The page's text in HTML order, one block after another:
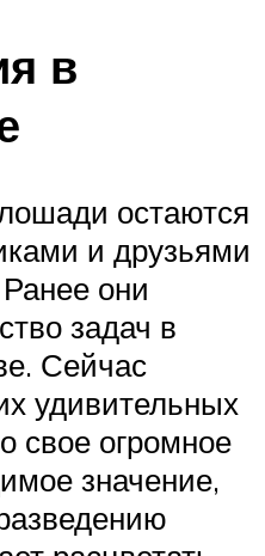
в
остаются
и друзьями
они
задач в
Сейчас
удивительных
свое огромное
значение,